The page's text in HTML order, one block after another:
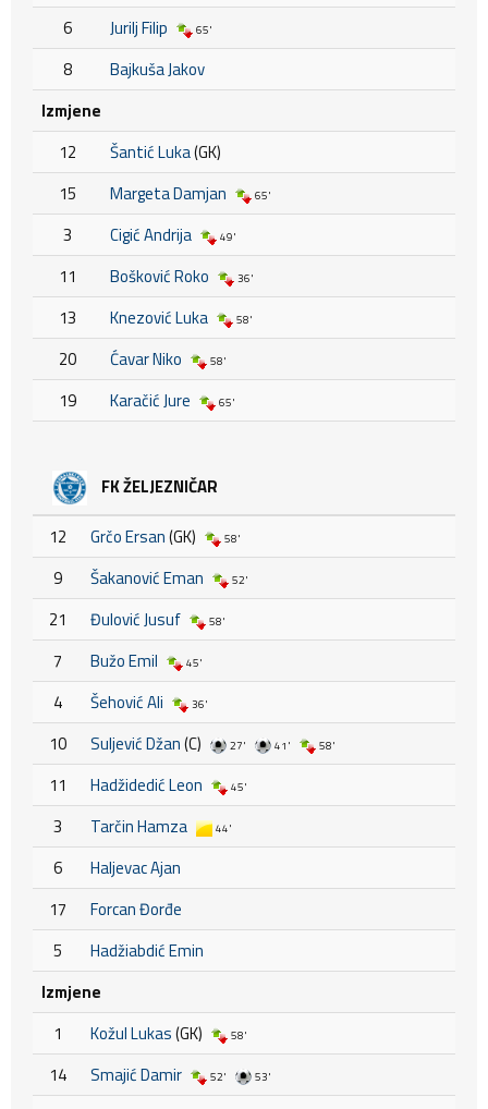
6 Jurilj Filip 65'
8
Bajkuša Jakov
Izmjene
12
Šantić Luka(GK)
15
Margeta Damjan 65'
3 Cigić Andrija 49'
11 Bošković Roko 36'
13 Knezović Luka 58'
20 Ćavar Niko 58'
19 Karačić Jure 65'
FK ŽELJEZNIČAR
12 Grčo Ersan(GK) 58'
9 Šakanović Eman 52'
21 Đulović Jusuf 58'
7 Bužo Emil 45'
4 Šehović Ali 36'
10 Suljević Džan(C) 27' 41' 58'
11 Hadžidedić Leon 45'
3 Tarčin Hamza 44'
6
Haljevac Ajan
17
Forcan Đorđe
5
Hadžiabdić Emin
Izmjene
1
Kožul Lukas(GK) 58'
14 Smajić Damir 52' 53'